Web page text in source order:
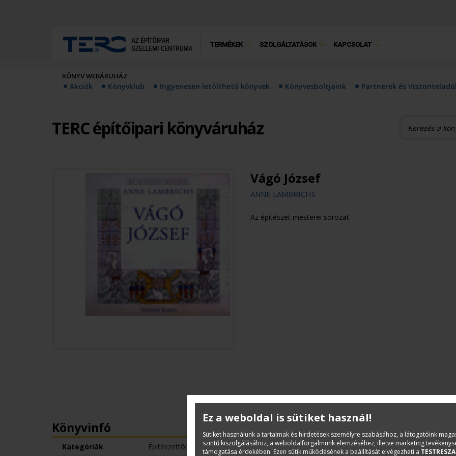
TERMÉKEK SZOLGÁLTATÁSOK KAPCSOLAT
KÖNYV WEBÁRUHÁZ
Akciók Könyvklub Ingyenesen letölthető könyvek Könyvesboltjaink Partnerek és
TERC építőipari könyváruház
Vágó József
ANNE LAMBRICHS
Az építészet mesterei sorozat
Leírás
Vágó József ragyogó pályafutása - számos
Könyvinfó
Kategóriák
Építészettörténet
Ez a weboldal is sütiket használ!
Sütiket használunk a tartalmak és hirdetések személyre szabásához, a látogatóink
szintű kiszolgálásához, a weboldalforgalmunk elemzéséhez, illetve marketing
támogatása érdekében. Ezen sütik működésének a beállítását elvégezheti a